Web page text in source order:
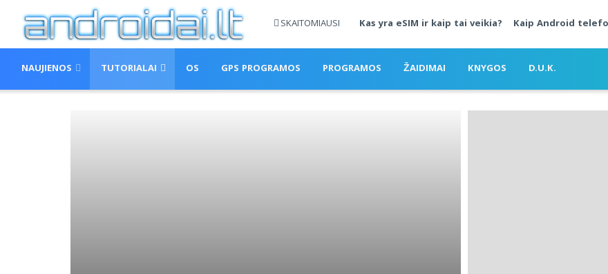
SKAITOMIAUSI Kas yra eSIM ir kaip tai veikia? Kaip Android
NAUJIENOS TUTORIALAI OS GPS PROGRAMOS PROGRAMOS ŽAIDIMAI KNYGOS D.U.K.